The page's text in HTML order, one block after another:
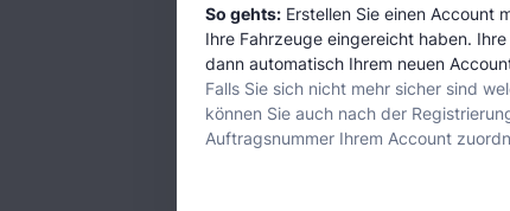
Willkommen
Verwalten Sie Ihre THG-Quotenanträge
So gehts: Erstellen Sie einen Account
Ihre Fahrzeuge eingereicht haben.
dann automatisch Ihrem neuen
Falls Sie sich nicht mehr sicher sind
können Sie auch nach der
Auftragsnummer Ihrem Account